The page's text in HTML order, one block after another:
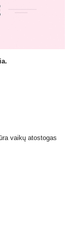
vaikų atostogas